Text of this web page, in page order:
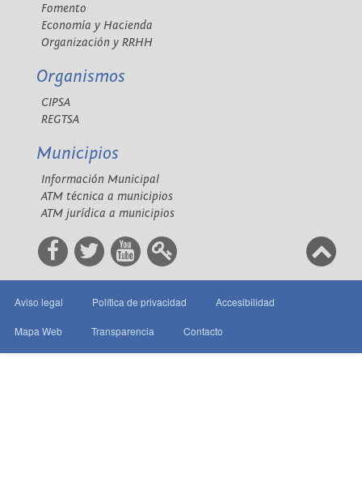
Fomento
Economía y Hacienda
Organización y RRHH
Organismos
CIPSA
REGTSA
Municipios
Información Municipal
ATM técnica a municipios
ATM jurídica a municipios
Aviso legal Política de privacidad Accesibilidad
Mapa Web Transparencia Contacto